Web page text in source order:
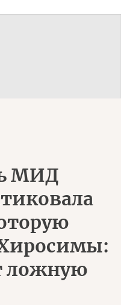
МИД
ложную